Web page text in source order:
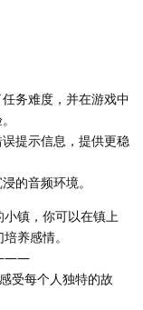
任务难度，并在游戏中
提示信息，提供更稳
的音频环境。
小镇，你可以在镇上
养感情。
受每个人独特的故